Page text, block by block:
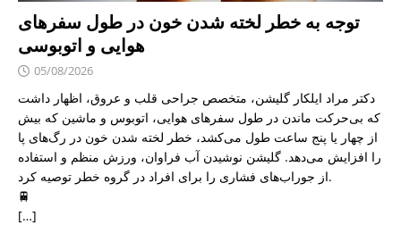
توجه به خطر لخته شدن خون در طول سفرهای
هوایی و اتوبوسی
05/08/2026
دکتر مراد ایلکار گلیشن، متخصص جراحی قلب و عروق، اظهار داشت
که بی‌حرکت ماندن در طول سفرهای هوایی، اتوبوس و ماشین که بیش
از چهار یا پنج ساعت طول می‌کشد، خطر لخته شدن خون در رگ‌های پا
را افزایش می‌دهد. گلیشن نوشیدن آب فراوان، ورزش منظم و استفاده
از جوراب‌های فشاری را برای افراد در گروه خطر توصیه کرد.
🚆
[…]